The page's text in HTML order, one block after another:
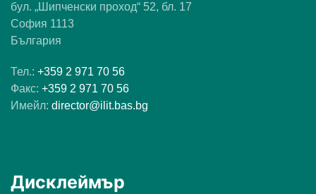
бул. „Шипченски проход“ 52, бл. 17
София 1113
България
Тел.: +359 2 971 70 56
Факс: +359 2 971 70 56
Имейл: director@ilit.bas.bg
Дисклеймър